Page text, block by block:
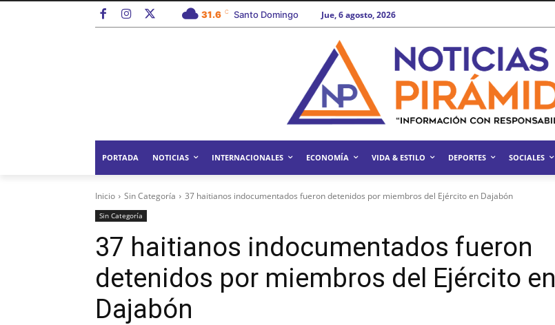
31.6 C Santo Domingo Jue, 6 agosto, 2026
PORTADA NOTICIAS INTERNACIONALES ECONOMÍA VIDA & ESTILO DEPORTES SOCIALES
Inicio Sin Categoría 37 haitianos indocumentados fueron detenidos por miembros del Ejército en Dajabón
Sin Categoría
37 haitianos indocumentados fueron
detenidos por miembros del Ejército en
Dajabón